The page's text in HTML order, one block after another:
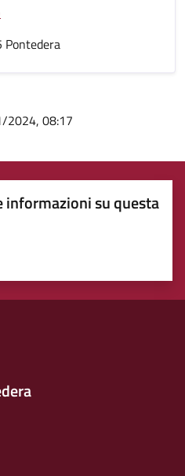
2024, 08:17
informazioni su questa
su 5
5